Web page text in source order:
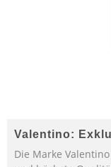
Valentino:
Die Marke